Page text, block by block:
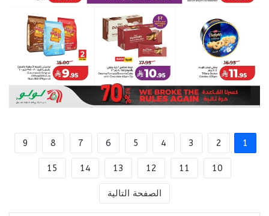
1
2
3
4
5
6
7
8
9
10
11
12
13
14
15
الصفحة التالية